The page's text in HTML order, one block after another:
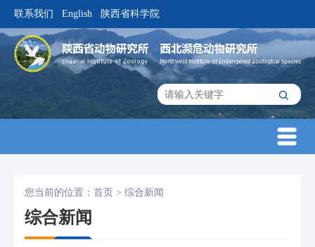
联系我们 English 陕西省科学院
您当前的位置： 首页 > 综合新闻
综合新闻